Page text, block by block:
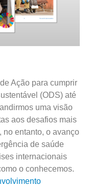
Ação para cumprir
(ODS) até
uma visão
aos desafios mais
no entanto, o avanço
de saúde
internacionais
o conhecemos.